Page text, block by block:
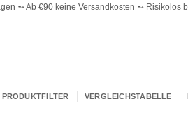
➵ Ab €90 keine Versandkosten ➵ Risikolos
PRODUKTFILTER VERGLEICHSTABELLE